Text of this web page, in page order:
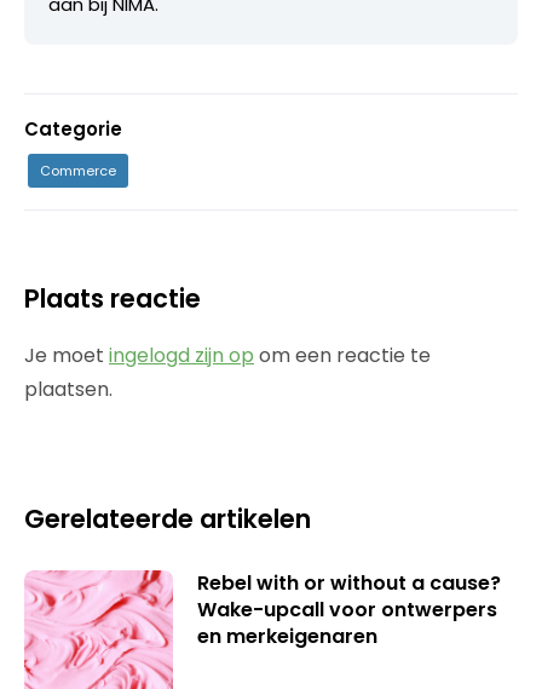
Categorie
Commerce
Plaats reactie
Je moet ingelogd zijn op om een reactie te
plaatsen.
Gerelateerde artikelen
Rebel with or without a cause?
Wake-upcall voor ontwerpers
en merkeigenaren